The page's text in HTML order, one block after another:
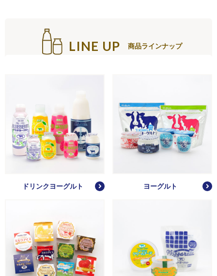
LINE UP 商品ラインナップ
ドリンクヨーグルト ヨーグルト